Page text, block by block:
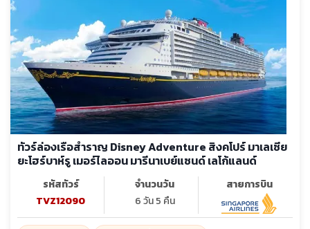
ทัวร์ล่องเรือสำราญ Disney Adventure สิงคโปร์ มาเลเซีย
ยะโฮร์บาห์รู เมอร์ไลออน มารีนาเบย์แซนด์ เลโก้แลนด์
รหัสทัวร์
TVZ12090
จำนวนวัน
6 วัน 5 คืน
สายการบิน